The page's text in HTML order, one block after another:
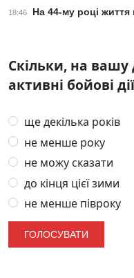
18:46 На 44-му році
Скільки, на
активні бойові
ще декілька років
не менше року
не можу сказати
до кінця цієї зими
не менше півроку